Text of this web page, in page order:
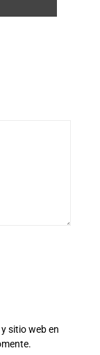
sitio web en